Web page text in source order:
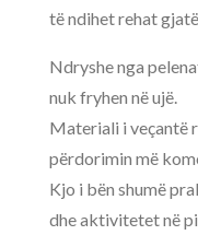
të ndihet rehat
Ndryshe nga
nuk fryhen në ujë.
Materiali i veçantë
përdorimin më
Kjo i bën shumë
dhe aktivitetet në